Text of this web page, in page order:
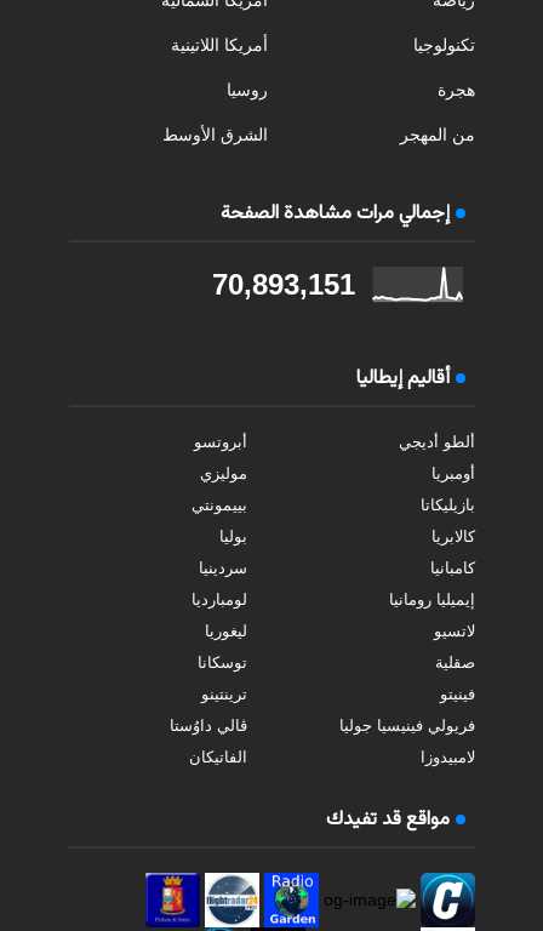
تكنولوجيا
هجرة
من المهجر
أمريكا اللاتينية
روسيا
الشرق الأوسط
إجمالي مرات مشاهدة الصفحة
70,893,151
أقاليم إيطاليا
ألطو أديجي
أبروتسو
أومبريا
موليزي
بازيليكاتا
بييمونتي
كالابريا
بوليا
كامبانيا
سردينيا
إيميليا رومانيا
لومبارديا
لاتسيو
ليغوريا
صقلية
توسكانا
فينيتو
ترينتينو
فريولي فينيسيا جوليا
ڤالي داوُستا
لامبيدوزا
الفاتيكان
مواقع قد تفيدك